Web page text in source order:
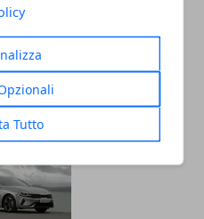
Tutto
investire in